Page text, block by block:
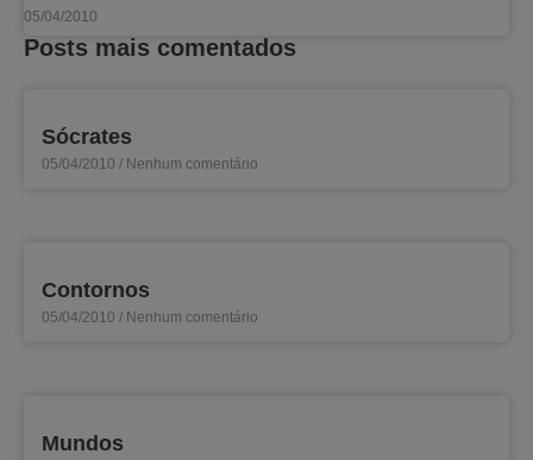
05/04/2010
Posts mais comentados
Sócrates
05/04/2010 Nenhum comentário
Contornos
05/04/2010 Nenhum comentário
Mundos